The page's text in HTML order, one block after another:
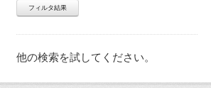
フィルタ結果
他の検索を試してください。